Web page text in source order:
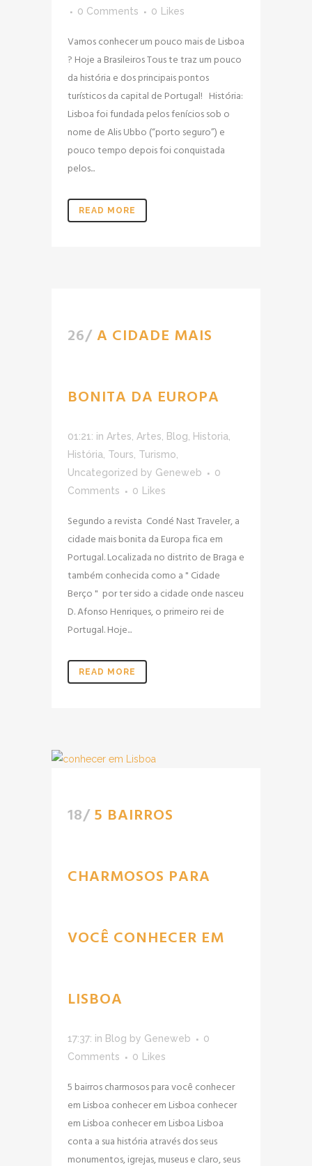
0 Comments
0 Likes
Vamos conhecer um pouco mais de Lisboa
? Hoje a Brasileiros Tous te traz um pouco
da história e dos principais pontos
turísticos da capital de Portugal! História:
Lisboa foi fundada pelos fenícios sob o
nome de Alis Ubbo (“porto seguro”) e
pouco tempo depois foi conquistada
pelos...
READ MORE
26/A CIDADE MAIS
BONITA DA EUROPA
01:21: in Artes, Artes, Blog, Historia,
História, Tours, Turismo,
Uncategorized by Geneweb
0
Comments
0 Likes
Segundo a revista Condé Nast Traveler, a
cidade mais bonita da Europa fica em
Portugal. Localizada no distrito de Braga e
também conhecida como a " Cidade
Berço " por ter sido a cidade onde nasceu
D. Afonso Henriques, o primeiro rei de
Portugal. Hoje...
READ MORE
18/5 BAIRROS
CHARMOSOS PARA
VOCÊ CONHECER EM
LISBOA
17:37: in Blog by Geneweb
0
Comments
0 Likes
5 bairros charmosos para você conhecer
em Lisboa conhecer em Lisboa conhecer
em Lisboa conhecer em Lisboa Lisboa
conta a sua história através dos seus
monumentos, igrejas, museus e claro, seus